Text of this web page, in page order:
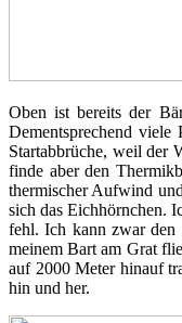
Oben ist bereits der
Dementsprechend
Startabbrüche, weil der
finde aber den
thermischer Aufwind
sich das Eichhörnchen.
fehl. Ich kann zwar den
meinem Bart am Grat
auf 2000 Meter hinauf
hin und her.